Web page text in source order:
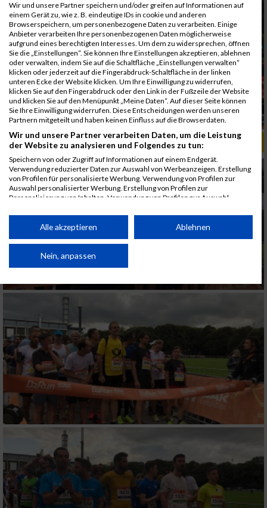
ALBUM B2RUN KÖLN / 05.09.2019
Wir und unsere Partner speichern und/oder greifen auf Informationen auf
einem Gerät zu, wie z. B. eindeutige IDs in cookie und anderen
Browserspeichern, um personenbezogene Daten zu verarbeiten. Einige
Anbieter verarbeiten Ihre personenbezogenen Daten möglicherweise
aufgrund eines berechtigten Interesses. Um dem zu widersprechen, öffnen
Sie die „Einstellungen“. Sie können Ihre Einstellungen akzeptieren, ablehnen
oder verwalten, indem Sie auf die Schaltfläche „Einstellungen verwalten“
klicken oder jederzeit auf die Fingerabdruck-Schaltfläche in der linken
unteren Ecke der Website klicken. Um Ihre Einwilligung zu widerrufen,
klicken Sie auf den Fingerabdruck oder den Link in der Fußzeile der Website
und klicken Sie auf den Menüpunkt „Meine Daten“. Auf dieser Seite können
Sie Ihre Einwilligung widerrufen. Diese Entscheidungen werden unseren
Partnern mitgeteilt und haben keinen Einfluss auf die Browserdaten.
Wir und unsere Partner verarbeiten Daten, um die Leistung
der Website zu analysieren und Folgendes zu tun:
Speichern von oder Zugriff auf Informationen auf einem Endgerät.
Verwendung reduzierter Daten zur Auswahl von Werbeanzeigen. Erstellung
von Profilen für personalisierte Werbung. Verwendung von Profilen zur
Auswahl personalisierter Werbung. Erstellung von Profilen zur
Personalisierung von Inhalten. Verwendung von Profilen zur Auswahl
Performance von Inhalten. Analyse von Zielgruppen durch Statistiken oder
Kombinationen von Daten aus verschiedenen Quellen. Entwicklung und
von Inhalten.
Daten können außerhalb der Europäischen Union weitergegeben und in die
Website/App.
Partnerliste anzeigen (1 IAB-Anbieter)
Wir nutzen Ihre Daten für folgende Zwecke:
IAB-Verarbeitungszwecke:
Speichern von oder Zugriff auf Informationen
auf einem Endgerät
Verwendung reduzierter Daten zur Auswahl
von Werbeanzeigen
Erstellung von Profilen für personalisierte
Werbung
Verwendung von Profilen zur Auswahl
personalisierter Werbung
Alle akzeptieren Ablehnen
Nein, anpassen